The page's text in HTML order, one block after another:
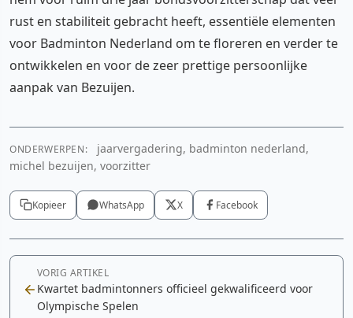
rust en stabiliteit gebracht heeft, essentiële elementen
voor Badminton Nederland om te floreren en verder te
ontwikkelen en voor de zeer prettige persoonlijke
aanpak van Bezuijen.
ONDERWERPEN:
jaarvergadering, badminton nederland,
michel bezuijen, voorzitter
Kopieer WhatsApp X Facebook
VORIG ARTIKEL
Kwartet badmintonners officieel gekwalificeerd voor
Olympische Spelen